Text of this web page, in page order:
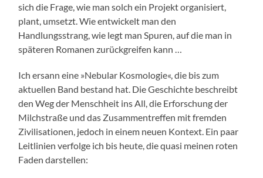
sich die Frage, wie man solch ein Projekt organisiert,
plant, umsetzt. Wie entwickelt man den
Handlungsstrang, wie legt man Spuren, auf die man in
späteren Romanen zurückgreifen kann …
Ich ersann eine »Nebular Kosmologie«, die bis zum
aktuellen Band bestand hat. Die Geschichte beschreibt
den Weg der Menschheit ins All, die Erforschung der
Milchstraße und das Zusammentreffen mit fremden
Zivilisationen, jedoch in einem neuen Kontext. Ein paar
Leitlinien verfolge ich bis heute, die quasi meinen roten
Faden darstellen: